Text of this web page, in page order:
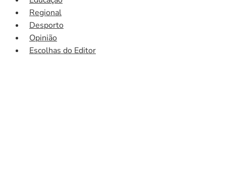
Regional
Desporto
Opinião
Escolhas do Editor